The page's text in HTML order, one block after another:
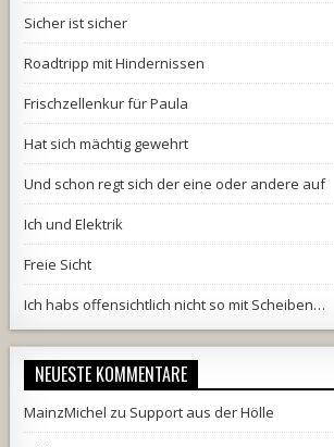
Sicher ist sicher
Roadtripp mit Hindernissen
Frischzellenkur für Paula
Hat sich mächtig gewehrt
Und schon regt sich der eine oder andere auf
Ich und Elektrik
Freie Sicht
Ich habs offensichtlich nicht so mit Scheiben…
NEUESTE KOMMENTARE
MainzMichel zu Support aus der Hölle